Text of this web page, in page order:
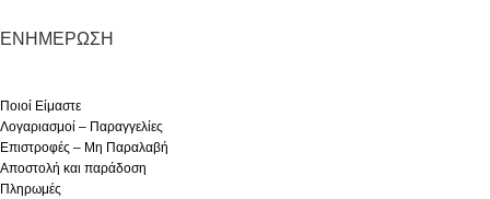
ΕΝΗΜΈΡΩΣΗ
Ποιοί Είμαστε
Λογαριασμοί – Παραγγελίες
Επιστροφές – Μη Παραλαβή
Αποστολή και παράδοση
Πληρωμές